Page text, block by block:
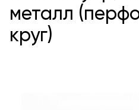
металл
круг)